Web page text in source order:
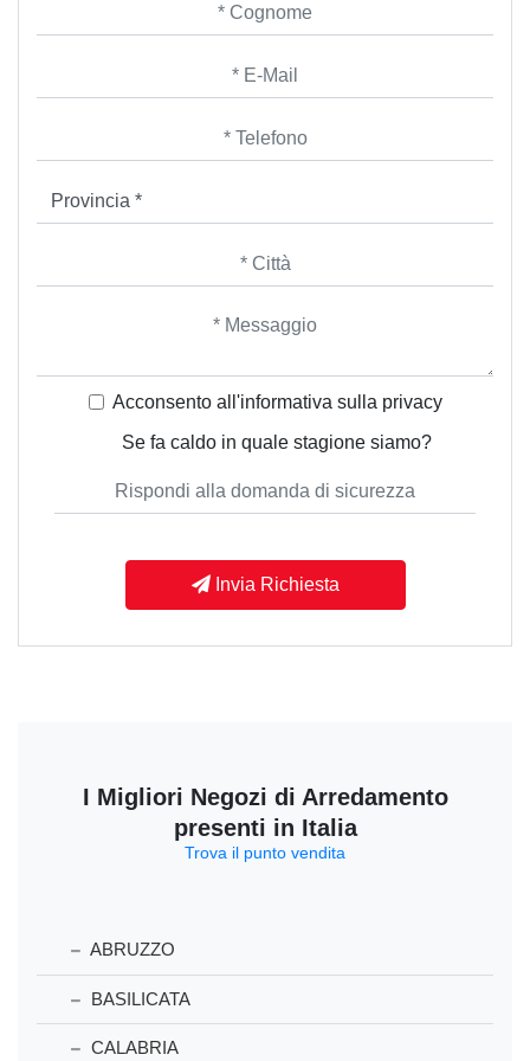
Acconsento all'informativa sulla privacy
Se fa caldo in quale stagione siamo?
Invia Richiesta
I Migliori Negozi di Arredamento
presenti in Italia
Trova il punto vendita
ABRUZZO
BASILICATA
CALABRIA